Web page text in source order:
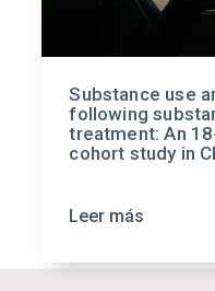
Substance use
following
treatment: An
cohort study in
Leer más